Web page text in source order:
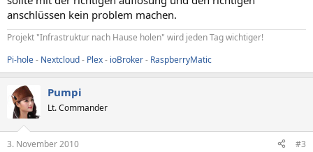
anschlüssen kein problem machen.
Projekt "Infrastruktur nach Hause holen" wird jeden Tag wichtiger!
Pi-hole- Nextcloud- Plex- ioBroker- RaspberryMatic
Pumpi
Lt. Commander
3. November 2010 #3